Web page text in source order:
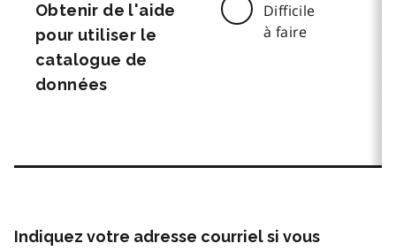
Obtenir de l'aide
pour utiliser le
catalogue de
données
Difficile
à faire
Indiquez votre adresse courriel si vous